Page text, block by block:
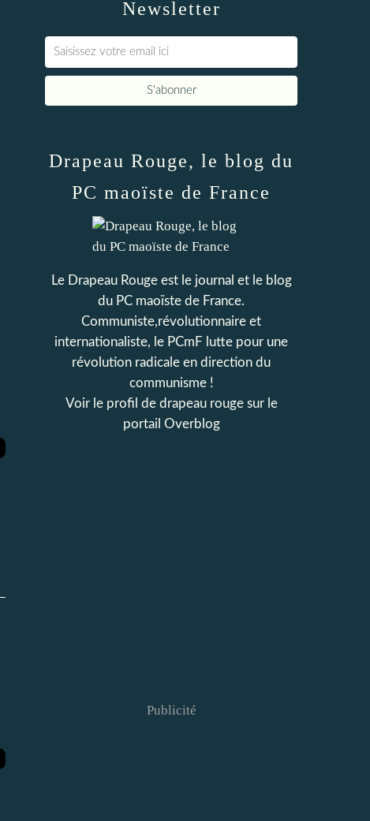
Newsletter
Drapeau Rouge, le blog du
PC maoïste de France
Le Drapeau Rouge est le journal et le blog
du PC maoïste de France.
Communiste,révolutionnaire et
internationaliste, le PCmF lutte pour une
révolution radicale en direction du
communisme !
Voir le profil de drapeau rougesur le
portail Overblog
Publicité